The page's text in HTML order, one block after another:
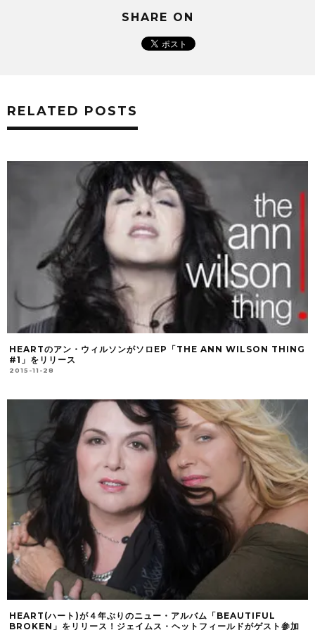
SHARE ON
RELATED POSTS
HEARTのアン・ウィルソンがソロEP「THE ANN WILSON THING
#1」をリリース
2015-11-28
HEART(ハート)が４年ぶりのニュー・アルバム「BEAUTIFUL
BROKEN」をリリース！ジェイムス・ヘットフィールドがゲスト参加